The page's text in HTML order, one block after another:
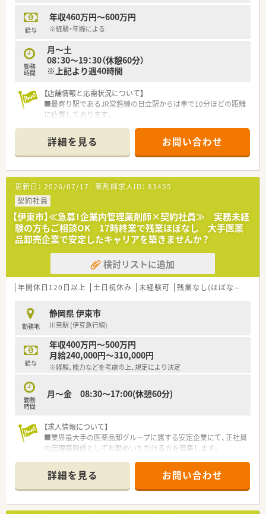
給与
年収460万円～600万円
※経験・年齢による
勤務
時間
月～土
08：30～19：30（休憩60分）
※上記より週40時間
【店舗情報と応需状況について】
■最寄り駅であるJR常磐線の日立駅からは車で10分ほどの距離
に位置しております。
外科に対応しています。
■薬剤師は男性6名と女性3名の計9名が在籍し、事務3名と共に
運営を行っています。
【募集背景と求める人物像について】
■欠員補充に伴う募集を行っており、即戦力として活躍いただけ
る方を歓迎しています。
■整形外科などの比較的軽量な科目を扱うため、落ち着いて業務
に取り組みたい方に最適です。
■チームワークを重視し、他のスタッフと協調しながら業務を進
められる方を求めています。
【勤務実態について】
■勤務時間は月曜から土曜の8時45分から19時30分の間でシフ
ト制となります。
も安心して働き続けられます。
■有給休暇は入社半年後に10日付与され、休暇を組み合わせて
長期休暇の取得も可能です。
【こんな取り組みをしています】
■監査システムを導入することで過誤防止に努め、安心して調剤
業務に取り組める環境です。
窓口を目指しています。
【こんな方が活躍中】
■子育て中のスタッフも在籍しており、育児と仕事の両立に理解
■男性薬剤師も育児休業を取得した実績があり、性別に関わらず
家庭を大切に働いています。
■20代からベテランまで幅広い年代が活躍しており、互いにサ
詳細を見る お問い合わせ
更新日： 2026/07/17 薬剤師求人ID： 83455
契約社員
【伊東市】≪急募！企業内管理薬剤師×契約社員≫ 実務未経
験の方もご相談OK 17時終業で残業ほぼなし 大手医薬
品卸売企業で安定したキャリアを築きませんか？
検討リストに追加
年間休日120日以上 土日祝休み 未経験可 残業なし(ほぼなし含む)
勤務地
静岡県 伊東市
川奈駅 (伊豆急行線)
給与
年収400万円～500万円
月給240,000円～310,000円
※経験、能力などを考慮の上、規定により決定
勤務
時間
月～金 08:30～17:00(休憩60分)
【求人情報について】
■業界最大手の医薬品卸グループに属する安定企業にて、正社員
の管理薬剤師としてお勤めいただける方を募集します。
休めるため、私生活を大切にしたい方に最適です。
■経験や能力を考慮した上で年収は400万円から500万円を提示
しており、賞与も年2回支給される好待遇です。
詳細を見る お問い合わせ